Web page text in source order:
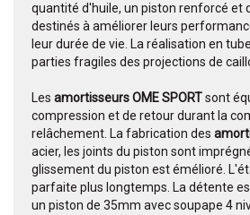
quantité d'huile, un piston renforcé et
destinés à améliorer leurs
leur durée de vie. La réalisation en
parties fragiles des projections de
Les amortisseurs OME SPORTsont
compression et de retour durant la
relâchement. La fabrication des
acier, les joints du piston sont
glissement du piston est émélioré.
parfaite plus longtemps. La détente
un piston de 35mm avec soupape 4